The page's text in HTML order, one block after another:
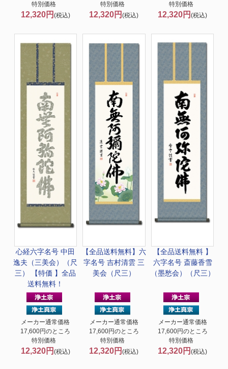
特別価格
12,320円 (税込)
特別価格
12,320円(税込)
特別価格
12,320円(税込)
心経六字名号 中田
逸夫（三美会）（尺
三） 【特価 】全品
送料無料！
メーカー通常価格
17,600円のところ
特別価格
12,320円 (税込)
【全品送料無料】 六
字名号 吉村清雲 三
美会（尺三）
メーカー通常価格
17,600円のところ
特別価格
12,320円(税込)
【全品送料無料 】
六字名号 斎藤香雪
（墨愁会）（尺三）
メーカー通常価格
17,600円のところ
特別価格
12,320円(税込)